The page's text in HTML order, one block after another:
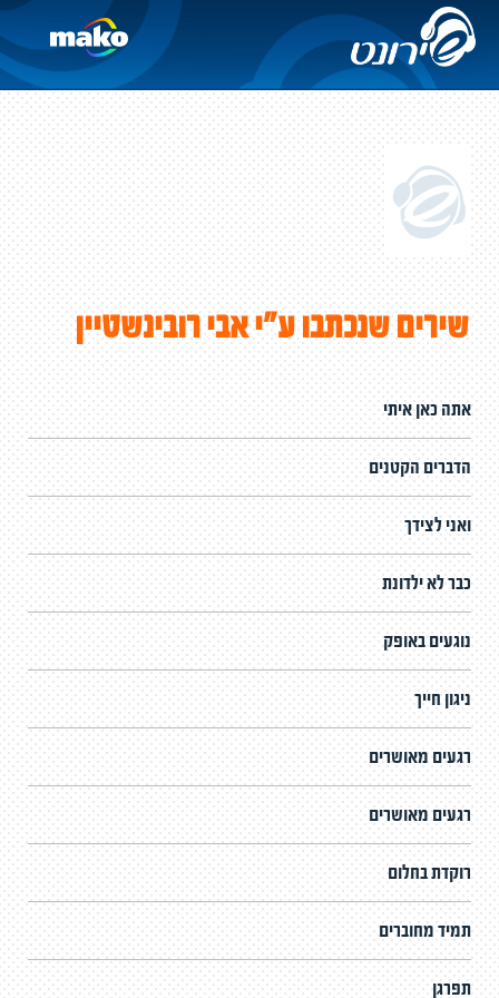
שירים שנכתבו ע"י אבי רובינשטיין
אתה כאן איתי
הדברים הקטנים
ואני לצידך
כבר לא ילדונת
נוגעים באופק
ניגון חייך
רגעים מאושרים
רגעים מאושרים
רוקדת בחלום
תמיד מחוברים
תפרגן